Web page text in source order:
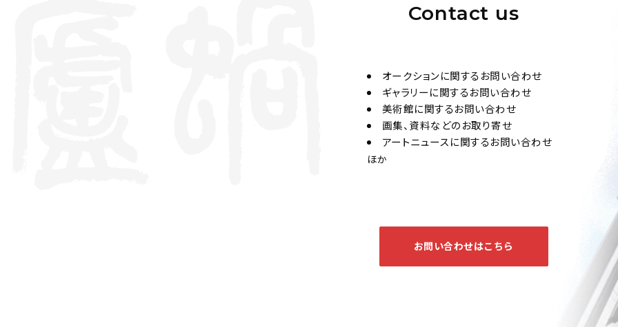
Contact us
オークションに関するお問い合わせ
ギャラリーに関するお問い合わせ
美術館に関するお問い合わせ
画集、資料などのお取り寄せ
アートニュースに関するお問い合わせ
ほか
お問い合わせはこちら